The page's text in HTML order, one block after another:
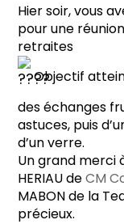
Hier soir, vous
pour une
retraites
Objectif
des échanges
astuces, puis
d’un verre.
Un grand merci
HERIAU deCM
MABON de la
précieux.